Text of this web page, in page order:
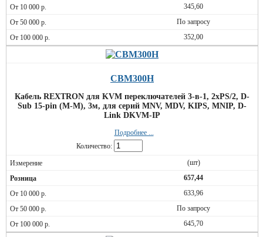
345,60
По запросу
352,00
CBM300H
Кабель REXTRON для KVM переключателей 3-в-1, 2xPS/2, D-
Sub 15-pin (M-M), 3м, для серий MNV, MDV, KIPS, MNIP, D-
Link DKVM-IP
Подробнее ...
Количество:
(шт)
657,44
633,96
По запросу
645,70